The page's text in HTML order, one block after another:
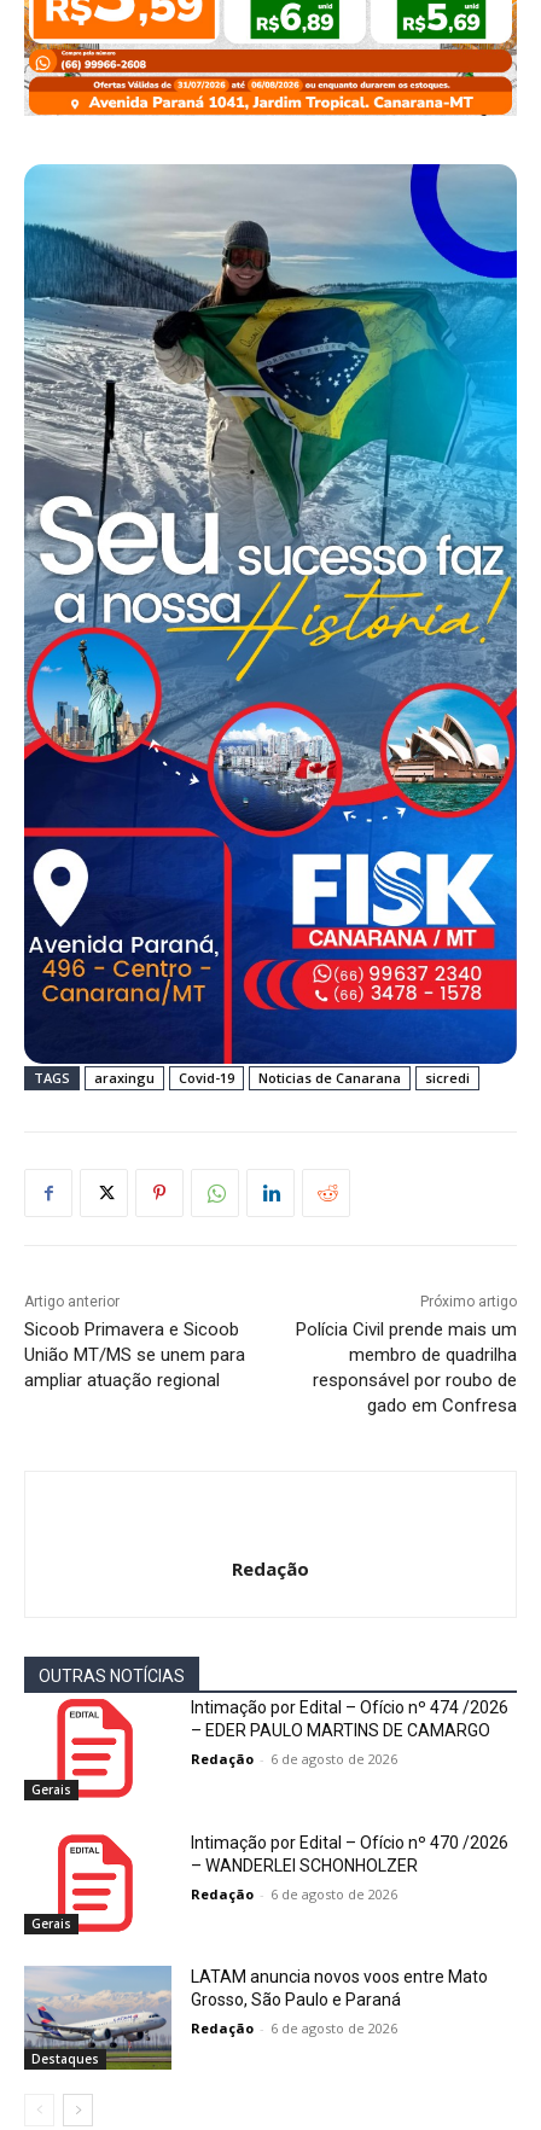
TAGS araxingu Covid-19 Noticias de Canarana sicredi
Artigo anterior
Sicoob Primavera e Sicoob
União MT/MS se unem para
ampliar atuação regional
Próximo artigo
Polícia Civil prende mais um
membro de quadrilha
responsável por roubo de
gado em Confresa
Redação
OUTRAS NOTÍCIAS
Gerais
Intimação por Edital – Ofício nº 474 /2026
– EDER PAULO MARTINS DE CAMARGO
Redação - 6 de agosto de 2026
Gerais
Intimação por Edital – Ofício nº 470 /2026
– WANDERLEI SCHONHOLZER
Redação - 6 de agosto de 2026
Destaques
LATAM anuncia novos voos entre Mato
Grosso, São Paulo e Paraná
Redação - 6 de agosto de 2026